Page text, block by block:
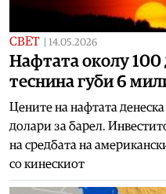
СВЕТ 14.05.2026
Нафтата околу
теснина губи 6
Цените на нафтата
долари за барел.
на средбата на
со кинескиот